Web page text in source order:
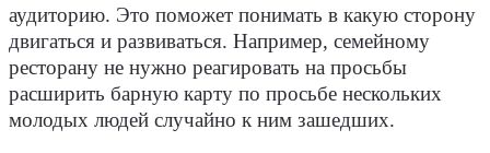
аудиторию. Это поможет понимать в какую сторону
двигаться и развиваться. Например, семейному
ресторану не нужно реагировать на просьбы
расширить барную карту по просьбе нескольких
молодых людей случайно к ним зашедших.